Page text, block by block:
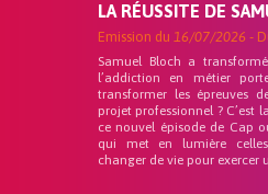
LA RÉUSSITE DE
Emission du 16/07/2026 -
Samuel Bloch a
l’addiction en métier
transformer les épreuves
projet professionnel ? C’est
ce nouvel épisode de Cap
qui met en lumière
changer de vie pour exercer